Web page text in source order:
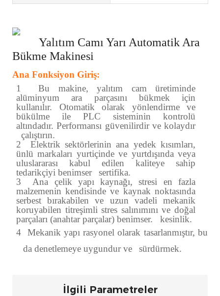
Yalıtım Camı Yarı Automatik Ara
Bükme Makinesi
Ana Fonksiyon Giriş:
1
Bu makine, yalıtım cam üretiminde
alüminyum ara parçasını bükmek için
kullanılır. Otomatik olarak yönlendirme ve
bükülme ile PLC sisteminin kontrolü
altındadır. Performansı güvenilirdir ve kolaydır
çalıştırın.
2
Elektrik sektörlerinin ana yedek kısımları,
ünlü markaları yurtiçinde ve yurtdışında veya
uluslararası kabul edilen kaliteye sahip
tedarikçiyi benimser
sertifika.
3
Ana çelik yapı kaynağı, stresi en fazla
malzemenin kendisinde ve kaynak noktasında
serbest bırakabilen ve uzun vadeli mekanik
koruyabilen titreşimli stres salınımını ve doğal
parçaları (anahtar parçalar) benimser.
kesinlik.
4
Mekanik yapı rasyonel olarak tasarlanmıştır, bu
da denetlemeye uygundur ve
sürdürmek.
İlgili Parametreler